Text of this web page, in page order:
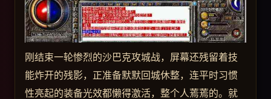
刚结束一轮惨烈的沙巴克攻城战，屏幕还残留着技
能炸开的残影，正准备默默回城休整，连平时习惯
性亮起的装备光效都懒得激活，整个人蔫蔫的。就